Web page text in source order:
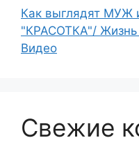
Как выглядят МУЖ
"КРАСОТКА"/
Видео
Свежие